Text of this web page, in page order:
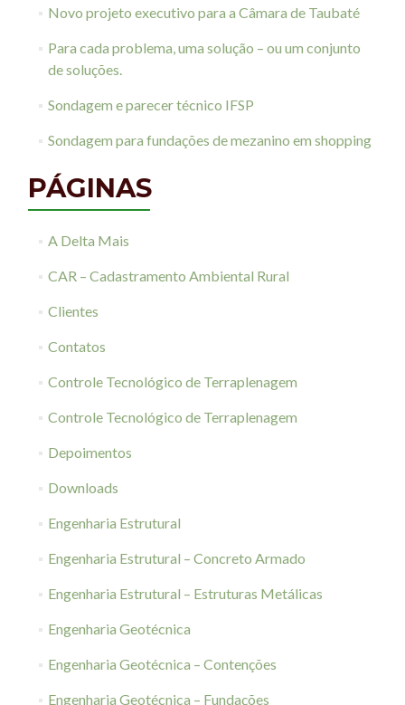
Novo projeto executivo para a Câmara de Taubaté
Para cada problema, uma solução – ou um conjunto
de soluções.
Sondagem e parecer técnico IFSP
Sondagem para fundações de mezanino em shopping
PÁGINAS
A Delta Mais
CAR – Cadastramento Ambiental Rural
Clientes
Contatos
Controle Tecnológico de Terraplenagem
Controle Tecnológico de Terraplenagem
Depoimentos
Downloads
Engenharia Estrutural
Engenharia Estrutural – Concreto Armado
Engenharia Estrutural – Estruturas Metálicas
Engenharia Geotécnica
Engenharia Geotécnica – Contenções
Engenharia Geotécnica – Fundações